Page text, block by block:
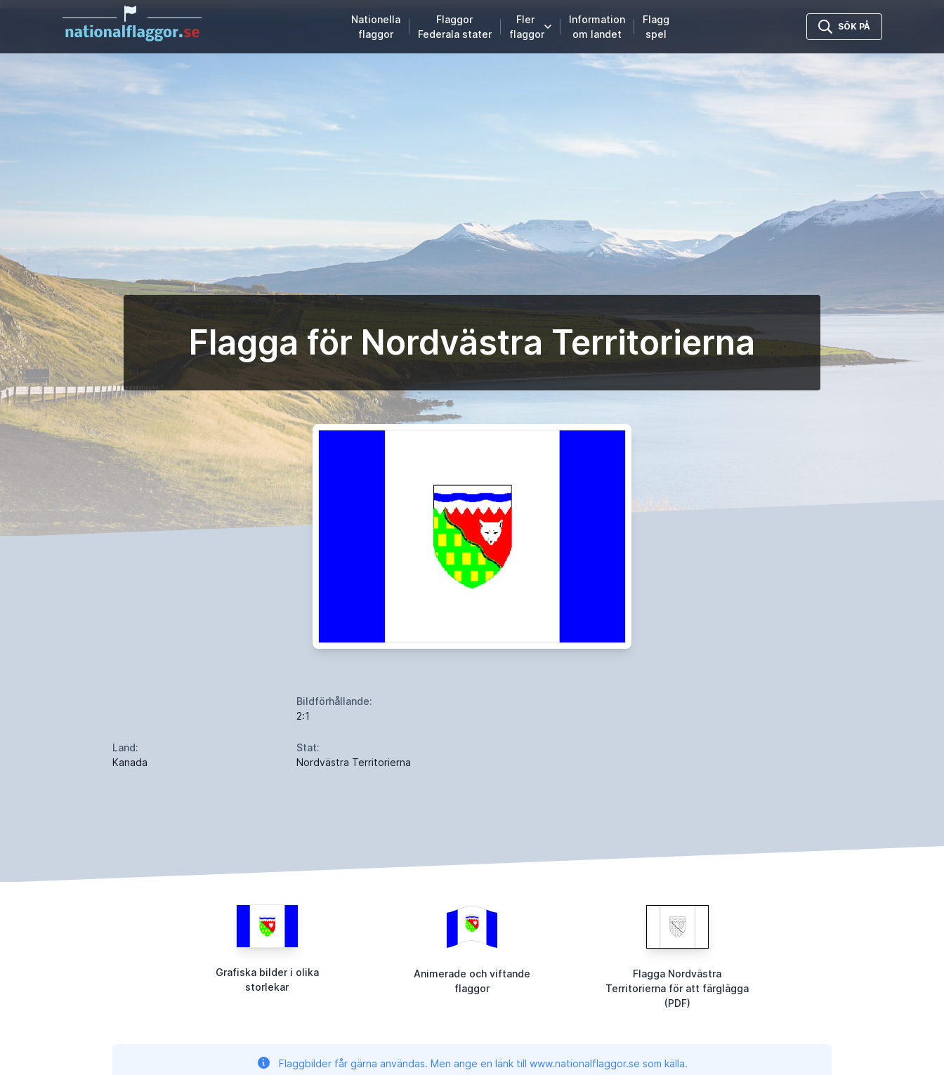
Nationella
flaggor
Flaggor
Federala stater
Fler
flaggor
Information
om landet
Flagg
spel
SÖK PÅ
Flagga för Nordvästra Territorierna
Bildförhållande:
2:1
Land:
Kanada
Stat:
Nordvästra Territorierna
Grafiska bilder i olika
storlekar
Animerade och viftande
flaggor
Flagga Nordvästra
Territorierna för att färglägga
(PDF)
Flaggbilder får gärna användas. Men ange en länk till www.nationalflaggor.se som källa.